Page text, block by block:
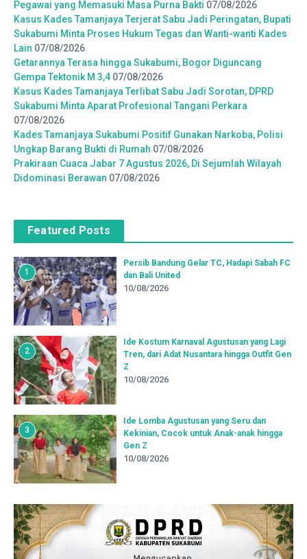
Pegawai yang Memasuki Masa Purna Bakti 07/08/2026
Kasus Kades Tamanjaya Terjerat Sabu Jadi Peringatan, Bupati
Sukabumi Minta Proses Hukum Tegas dan Wanti-wanti Kades
Lain 07/08/2026
Getarannya Terasa hingga Sukabumi, Bogor Diguncang
Gempa Tektonik M 3,4 07/08/2026
Kasus Kades Tamanjaya Terlibat Sabu Jadi Sorotan, DPRD
Sukabumi Minta Aparat Profesional Tangani Perkara
07/08/2026
Kades Tamanjaya Sukabumi Positif Gunakan Narkoba, Polisi
Ungkap Barang Bukti di Rumah 07/08/2026
Prakiraan Cuaca Jabar 7 Agustus 2026, Di Sejumlah Wilayah
Didominasi Berawan 07/08/2026
Featured Posts
1
Persib Bandung Gelar TC, Hadapi Sabah FC
dan Bali United
10/08/2026
2
Ide Kostum Karnaval Agustusan yang Lagi
Tren, dari Adat Nusantara hingga Outfit Gen
Z
10/08/2026
3
Ide Lomba Agustusan yang Seru dan
Kekinian, Cocok untuk Anak-anak hingga
Gen Z
10/08/2026